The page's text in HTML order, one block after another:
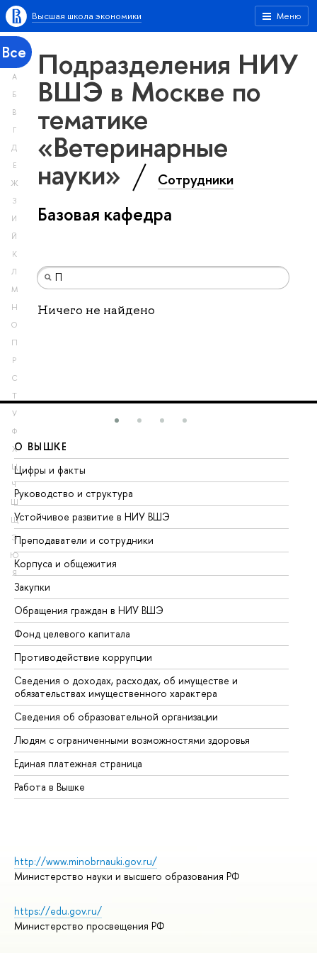
Меню
Высшая школа экономики
Все
А
Б
В
Г
Д
Е
Ж
З
И
Й
К
Л
М
Н
О
П
Р
С
Т
У
Ф
Х
Ц
Ч
Ш
Щ
Э
Ю
Я
Подразделения НИУ
ВШЭ в Москве по
тематике
«Ветеринарные
науки» Сотрудники
Базовая кафедра
Ничего не найдено
О ВЫШКЕ
Цифры и факты
Руководство и структура
Устойчивое развитие в НИУ ВШЭ
Преподаватели и сотрудники
Корпуса и общежития
Закупки
Обращения граждан в НИУ ВШЭ
Фонд целевого капитала
Противодействие коррупции
Сведения о доходах, расходах, об имуществе и
обязательствах имущественного характера
Сведения об образовательной организации
Людям с ограниченными возможностями здоровья
Единая платежная страница
Работа в Вышке
http://www.minobrnauki.gov.ru/
Министерство науки и высшего образования РФ
https://edu.gov.ru/
Министерство просвещения РФ